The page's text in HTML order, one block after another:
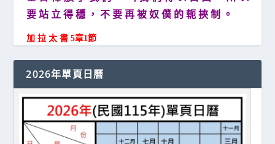
要 站 立 得 穩 ， 不 要 再 被 奴 僕 的 軛 挾 制 。
加 拉 太 書 5章1節
2026年單頁日曆